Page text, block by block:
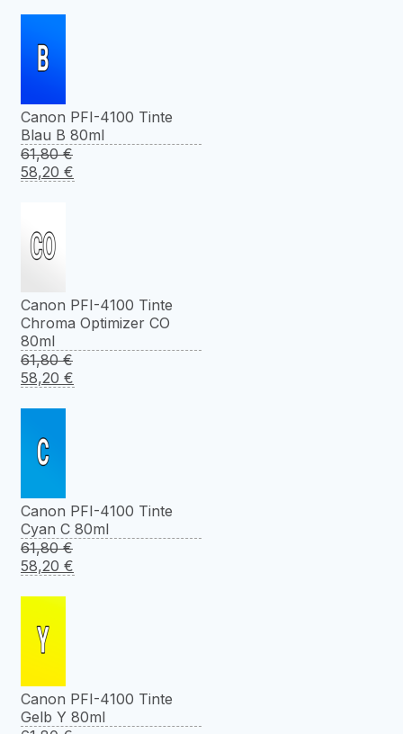
Canon PFI-4100 Tinte
Blau B 80ml
61,80€
Ursprünglicher
58,20 €
Canon PFI-4100 Tinte
Chroma Optimizer CO
80ml
61,80€
Ursprünglicher
war:
58,20 €
Canon PFI-4100 Tinte
Cyan C 80ml
61,80€
Ursprünglicher
war:
58,20 €
Canon PFI-4100 Tinte
Gelb Y 80ml